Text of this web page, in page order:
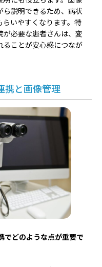
ら説明できるため、病状
いやすくなります。特
が必要な患者さんは、変
ることが安心感につなが
携と画像管理
でどのような点が重要で